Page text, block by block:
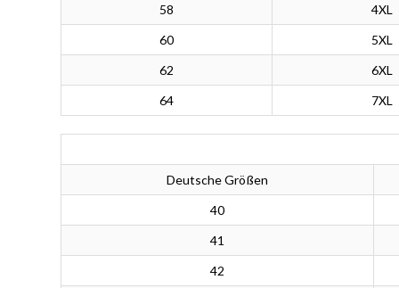
58
4XL
60
5XL
62
6XL
64
7XL
Deutsche Größen
40
41
42